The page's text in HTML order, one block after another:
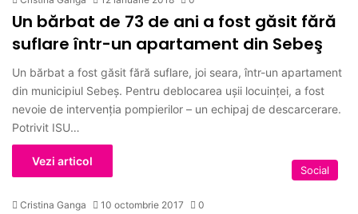
Un bărbat de 73 de ani a fost găsit fără
suflare într-un apartament din Sebeş
Un bărbat a fost găsit fără suflare, joi seara, într-un apartament
din municipiul Sebeş. Pentru deblocarea uşii locuinţei, a fost
nevoie de intervenţia pompierilor – un echipaj de descarcerare.
Potrivit ISU…
Vezi articol
Social
Cristina Ganga 10 octombrie 2017 0